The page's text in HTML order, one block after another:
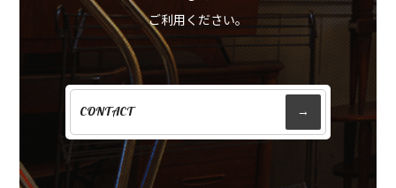
ご利用ください。
CONTACT →